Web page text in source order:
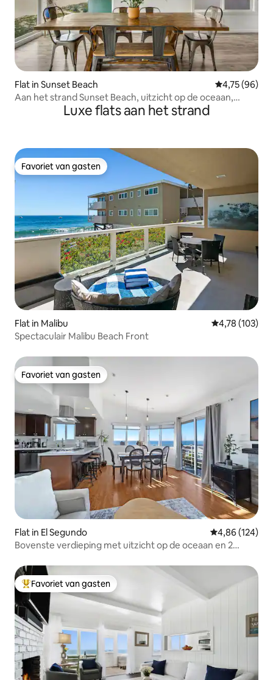
Flat in Sunset Beach Gemiddelde
4,75 (96)
Aan het strand Sunset Beach, uitzicht op de oceaan,
toegang tot het strand
Luxe flats aan het strand
Favoriet van gasten
Favoriet van gasten
Flat in Malibu Gemiddelde
4,78 (103)
Spectaculair Malibu Beach Front
Favoriet van gasten
Favoriet van gasten
Flat in El Segundo Gemiddelde
4,86 (124)
Bovenste verdieping met uitzicht op de oceaan en 2
Topfavoriet van gasten
Favoriet van gasten